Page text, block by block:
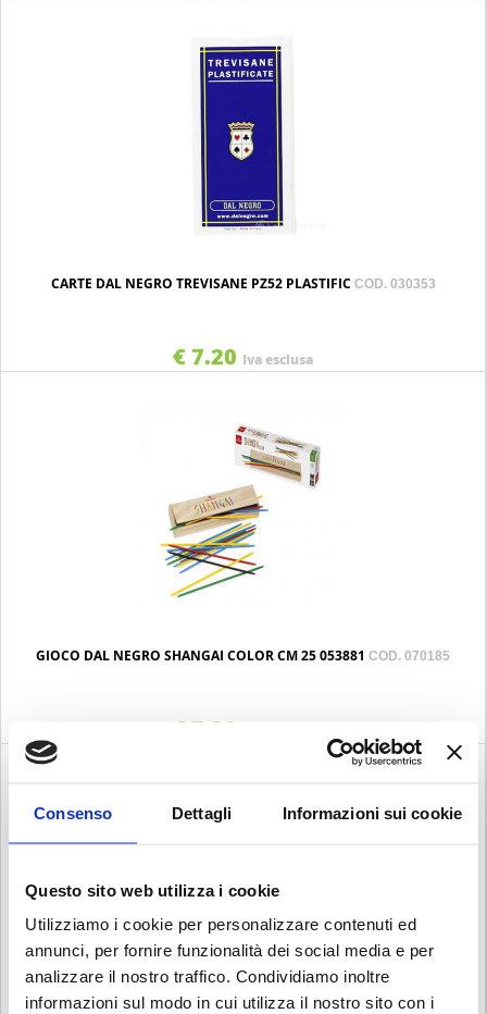
Consenso Dettagli Informazioni sui cookie
Questo sito web utilizza i cookie
Utilizziamo i cookie per personalizzare contenuti ed
annunci, per fornire funzionalità dei social media e per
analizzare il nostro traffico. Condividiamo inoltre
informazioni sul modo in cui utilizza il nostro sito con i
CARTE DAL NEGRO TREVISANE PZ52 PLASTIFIC COD. 030353
€ 7.20 Iva esclusa
GIOCO DAL NEGRO SHANGAI COLOR CM 25 053881 COD. 070185
€ 7.20